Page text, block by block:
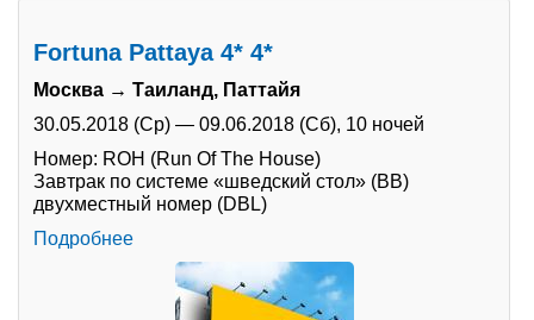
Fortuna Pattaya 4* 4*
Москва → Таиланд, Паттайя
30.05.2018 (Ср) — 09.06.2018 (Сб), 10 ночей
Номер: ROH (Run Of The House)
Завтрак по системе «шведский стол» (BB)
двухместный номер (DBL)
Подробнее